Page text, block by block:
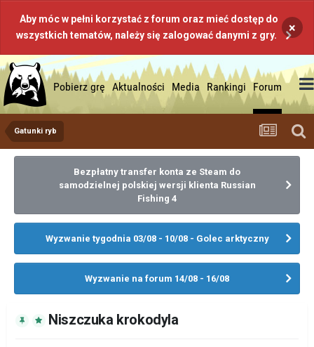
Aby móc w pełni korzystać z forum oraz mieć dostęp do
wszystkich tematów, należy się zalogować danymi z gry.
×
Pobierz grę Aktualności Media Rankingi Forum
Gatunki ryb
Bezpłatny transfer konta ze Steam do
samodzielnej polskiej wersji klienta Russian
Fishing 4
Wyzwanie tygodnia 03/08 - 10/08 - Golec arktyczny
Wyzwanie na forum 14/08 - 16/08
Niszczuka krokodyla